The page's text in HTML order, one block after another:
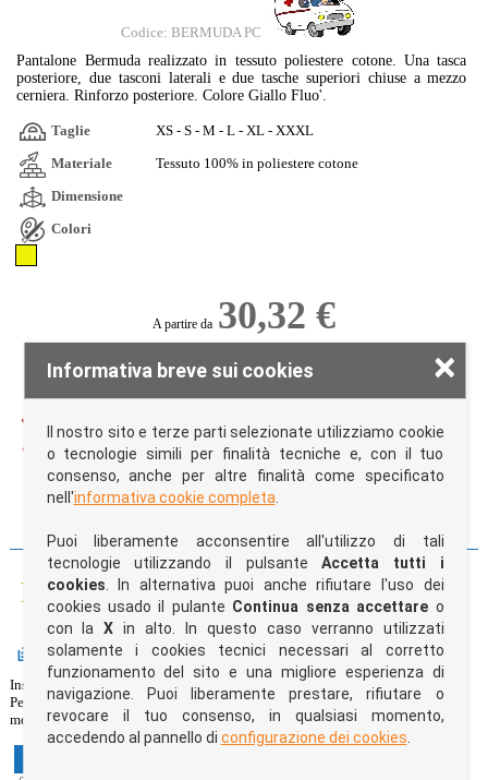
Codice: BERMUDA PC
Pantalone Bermuda realizzato in tessuto poliestere cotone. Una tasca
posteriore, due tasconi laterali e due tasche superiori chiuse a mezzo
cerniera. Rinforzo posteriore. Colore Giallo Fluo'.
Taglie
XS - S - M - L - XL - XXXL
Materiale
Tessuto 100% in poliestere cotone
Dimensione
Colori
A partire da 30,32 €
Il prezzo si riferisce all'acquisto di un quantitivo di 150 pezzi di colore bianco, stampa
esclusa
Trasporto gratuito superati i 100€ di spesa, impianti di stampa gratuiti
CONDIVIDI SU:
Personalizza e acquista il prodotto
Quantità e colori
Inserisci il quantitativo per ogni colore nelle caselle di testo sottostanti.
Per ogni modifica effettuata il box blu "Riepilogo preventivo" sulla destra
mostrerà costantemente l'ammontare della tua spesa per l'articolo selezionato.
Informativa breve sui cookies ×
Il nostro sito e terze parti selezionate utilizziamo cookie
o tecnologie simili per finalità tecniche e, con il tuo
consenso, anche per altre finalità come specificato
nell'informativa cookie completa
Puoi liberamente acconsentire all'utilizzo di tali
tecnologie utilizzando il pulsanteAccetta tutti i
cookies . In alternativa puoi anche rifiutare l'uso dei
cookies usado il pulante Continua senza accettare o
con laX in alto. In questo caso verranno utilizzati
solamente i cookies tecnici necessari al corretto
funzionamento del sito e una migliore esperienza di
navigazione. Puoi liberamente prestare, rifiutare o
revocare il tuo consenso, in qualsiasi momento,
accedendo al pannello di configurazione dei cookies